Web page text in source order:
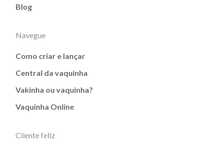
Blog
Navegue
Como criar e lançar
Central da vaquinha
Vakinha ou vaquinha?
Vaquinha Online
Cliente feliz